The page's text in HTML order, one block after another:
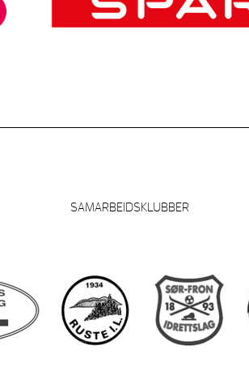
SAMARBEIDSKLUBBER